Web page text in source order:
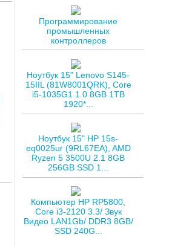
Программирование
промышленных
контроллеров
Ноутбук 15" Lenovo S145-
15IIL (81W8001QRK), Core
i5-1035G1 1.0 8GB 1TB
1920*...
Ноутбук 15" HP 15s-
eq0025ur (9RL67EA), AMD
Ryzen 5 3500U 2.1 8GB
256GB SSD 1...
Компьютер HP RP5800,
Core i3-2120 3.3/ Звук
Видео LAN1Gb/ DDR3 8GB/
SSD 240G...